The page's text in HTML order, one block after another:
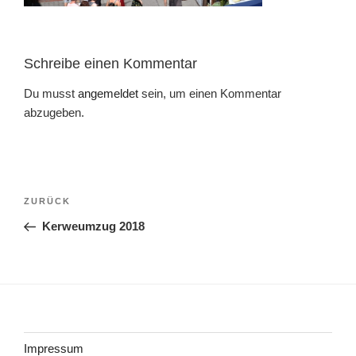
Schreibe einen Kommentar
Du musst angemeldet sein, um einen Kommentar
abzugeben.
Beitragsnavigation
Vorheriger
Beitrag
ZURÜCK
Kerweumzug 2018
Impressum